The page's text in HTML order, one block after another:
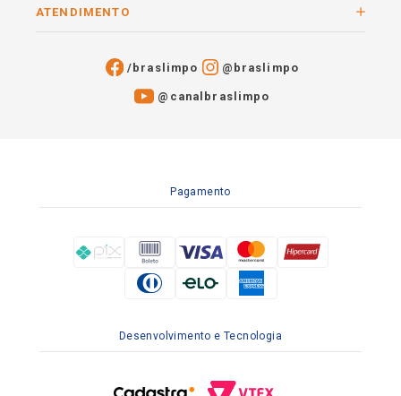
ATENDIMENTO
/braslimpo @braslimpo
@canalbraslimpo​
Pagamento
Desenvolvimento e Tecnologia